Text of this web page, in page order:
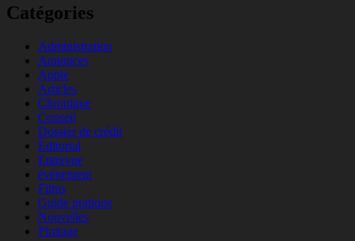
Catégories
Administration
Annonces
Apple
Articles
Chronique
Conseil
Dossier de crédit
Éditorial
Entrevue
événement
Films
Guide pratique
Nouvelles
Piratage